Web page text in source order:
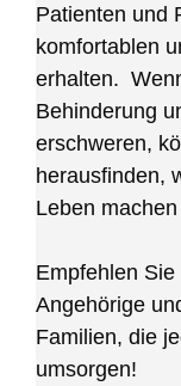
Patienten und
komfortablen
erhalten.
Behinderung
erschweren,
herausfinden,
Leben
Empfehlen
Angehörige
Familien, die
umsorgen!